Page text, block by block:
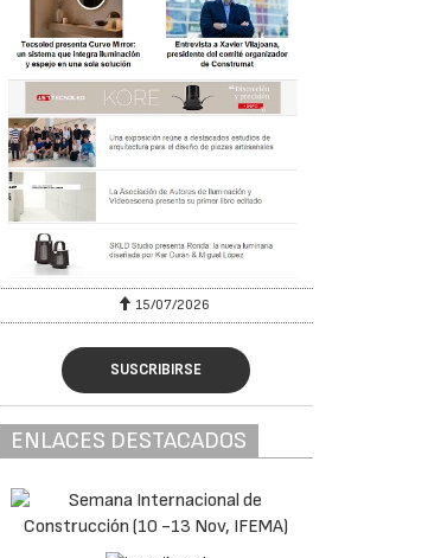
15/07/2026
SUSCRIBIRSE
ENLACES DESTACADOS